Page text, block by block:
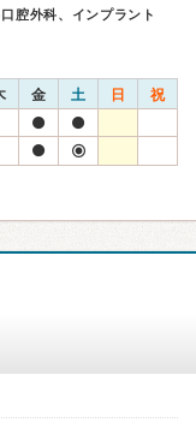
腔外科、インプラント
金 土 日 祝